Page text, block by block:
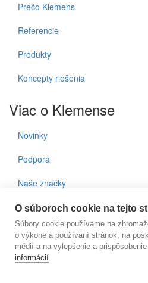
Prečo Klemens
Referencie
Produkty
Koncepty riešenia
Viac o Klemense
Novinky
Podpora
Naše značky
Kontakty
Prihlásenie do
E-mail
O súboroch cookie na tejto
Súbory cookie používame na
o výkone a používaní stránok, na
médií a na vylepšenie a
informácií